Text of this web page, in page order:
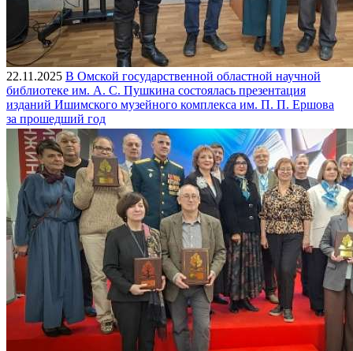
22.11.2025 В Омской государственной областной научной
библиотеке им. А. С. Пушкина состоялась презентация
изданий Ишимского музейного комплекса им. П. П. Ершова
за прошедший год